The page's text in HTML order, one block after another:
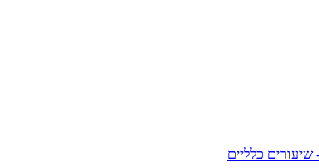
כלליים